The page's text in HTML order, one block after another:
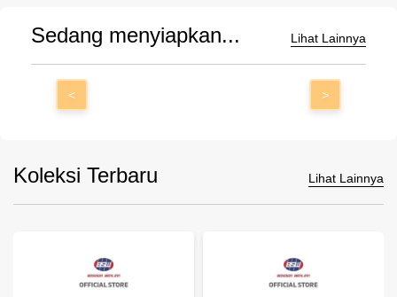
Sedang menyiapkan... Lihat Lainnya
< >
Koleksi Terbaru Lihat Lainnya